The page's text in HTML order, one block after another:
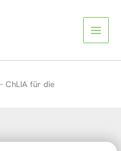
ChLIA für die